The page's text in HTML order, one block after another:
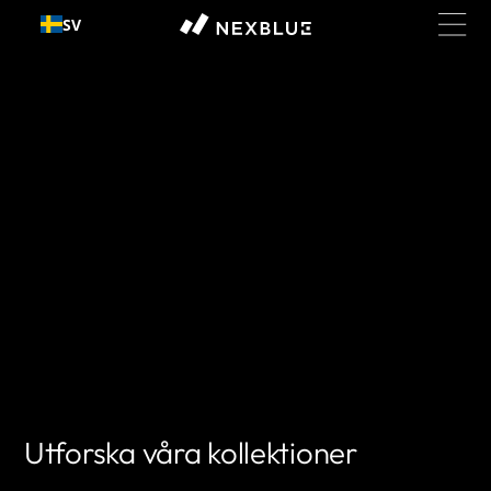
Gå till
innehållet
SV
Utforska våra kollektioner